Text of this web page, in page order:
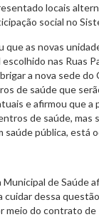
locais
social no
as novas
nas Ruas
a nova sede do
de saúde que
e afirmou que a
de saúde, mas
pública, está
Municipal de Saúde
dessa
meio do contrato